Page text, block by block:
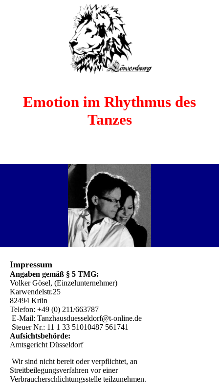
Emotion im Rhythmus des
Tanzes
Impressum
Angaben gemäß § 5 TMG:
Volker Gösel, (Einzelunternehmer)
Karwendelstr.25
82494 Krün
Telefon: +49 (0) 211/663787
E-Mail: Tanzhausduesseldorf@t-online.de
Steuer Nr.: 11 1 33 51010487 561741
Aufsichtsbehörde:
Amtsgericht Düsseldorf
Wir sind nicht bereit oder verpflichtet, an
Streitbeilegungsverfahren vor einer
Verbraucherschlichtungsstelle teilzunehmen.